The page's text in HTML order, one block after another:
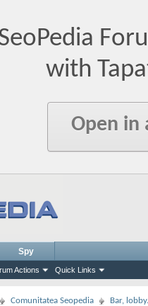
with
Open in
Actions Quick Links
Spy
Comunitatea Seopedia Bar,